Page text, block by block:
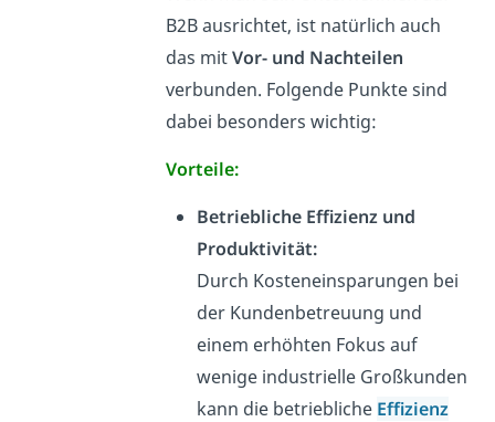
B2B ausrichtet, ist natürlich auch
das mitVor- und Nachteilen
verbunden. Folgende Punkte sind
dabei besonders wichtig:
Vorteile:
Betriebliche Effizienz und
Produktivität:
Durch Kosteneinsparungen bei
der Kundenbetreuung und
einem erhöhten Fokus auf
wenige industrielle Großkunden
kann die betriebliche Effizienz